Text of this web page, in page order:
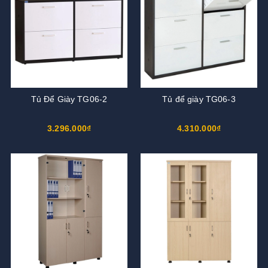
Tủ Để Giày TG06-2
3.296.000₫
Tủ để giày TG06-3
4.310.000₫